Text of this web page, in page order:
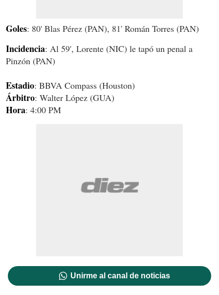
Goles: 80' Blas Pérez (PAN), 81' Román Torres (PAN)
Incidencia: Al 59', Lorente (NIC) le tapó un penal a
Pinzón (PAN)
Estadio: BBVA Compass (Houston)
Árbitro: Walter López (GUA)
Hora: 4:00 PM
Unirme al canal de noticias